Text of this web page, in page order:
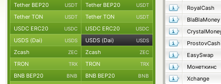
RoyalCash
BlaBlaMoney
ProstovCash
EasySwap
Монеткинс
Xchange
Tether BEP20 USDT Tether BEP20 USDT
Tether TON USDT Tether TON USDT
USDC ERC20 USDC USDC ERC20 USDC
USDS (Dai) USDS USDS (Dai) USDS
Zcash ZEC Zcash ZEC
TRON TRX TRON TRX
BNB BEP20 BNB BNB BEP20 BNB